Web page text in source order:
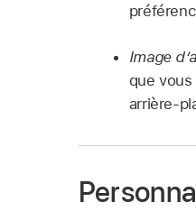
Image
que
arrière-